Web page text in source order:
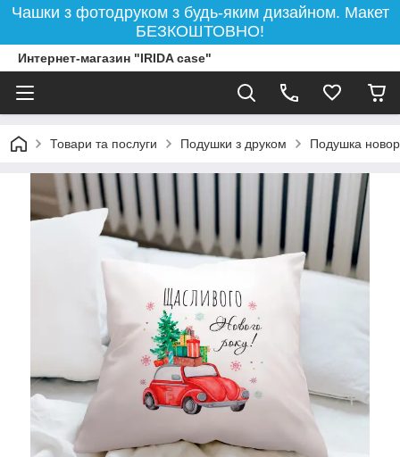
Чашки з фотодруком з будь-яким дизайном. Макет
БЕЗКОШТОВНО!
Интернет-магазин "IRIDA case"
Товари та послуги Подушки з друком Подушка